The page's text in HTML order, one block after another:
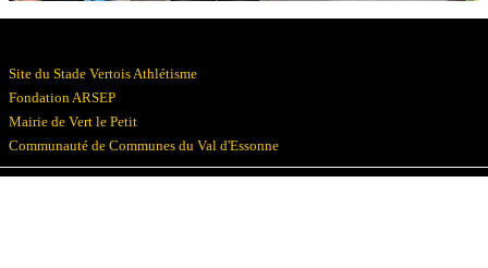
Site du Stade Vertois Athlétisme
Fondation ARSEP
Mairie de Vert le Petit
Communauté de Communes du Val d'Essonne